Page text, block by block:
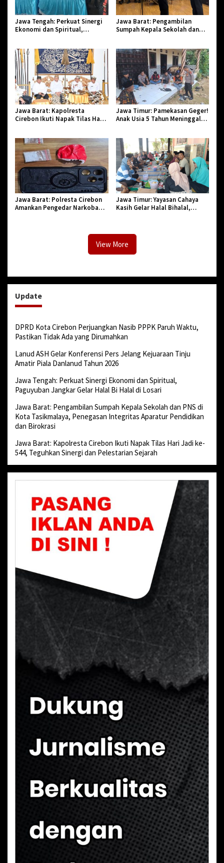
Jawa Tengah: Perkuat Sinergi
Ekonomi dan Spiritual,
Jawa Barat: Pengambilan
Sumpah Kepala Sekolah dan
Pendidikan dan Birokrasi
Jawa Barat: Kapolresta
Cirebon Ikuti Napak Tilas Hari
Jawa Timur: Pamekasan Geger!
Anak Usia 5 Tahun Meninggal
Jawa Barat: Polresta Cirebon
Amankan Pengedar Narkoba
Jawa Timur: Yayasan Cahaya
Kasih Gelar Halal Bihalal,
View More
Update
DPRD Kota Cirebon Perjuangkan Nasib PPPK Paruh Waktu,
Pastikan Tidak Ada yang Dirumahkan
Lanud ASH Gelar Konferensi Pers Jelang Kejuaraan Tinju
Amatir Piala Danlanud Tahun 2026
Jawa Tengah: Perkuat Sinergi Ekonomi dan Spiritual,
Paguyuban Jangkar Gelar Halal Bi Halal di Losari
Jawa Barat: Pengambilan Sumpah Kepala Sekolah dan PNS di
Kota Tasikmalaya, Penegasan Integritas Aparatur Pendidikan
dan Birokrasi
Jawa Barat: Kapolresta Cirebon Ikuti Napak Tilas Hari Jadi ke-
544, Teguhkan Sinergi dan Pelestarian Sejarah